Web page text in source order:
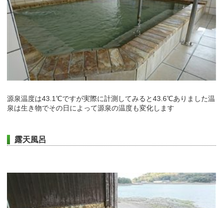
源泉温度は43.1℃ですが実際に計測してみると43.6℃ありました温
泉は生き物でその日によって源泉の温度も変化します
露天風呂